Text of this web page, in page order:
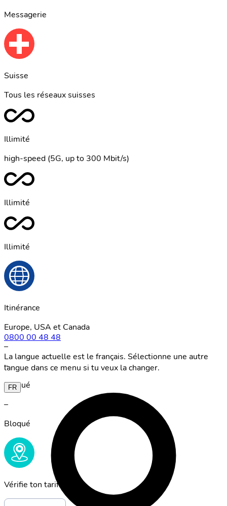
0800 00 48 48
La langue actuelle est le français. Sélectionne une autre
langue dans ce menu si tu veux la changer.
FR
Messagerie
Suisse
Tous les réseaux suisses
Illimité
high-speed (5G, up to 300 Mbit/s)
Illimité
Illimité
Itinérance
Europe, USA et Canada
–
–
Bloqué
–
Bloqué
Vérifie ton tarif: